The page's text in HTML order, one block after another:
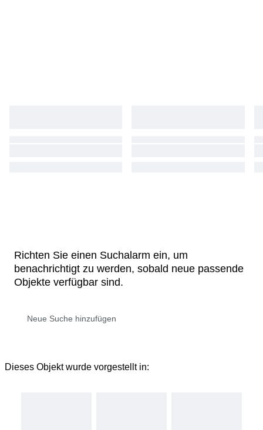
Richten Sie einen Suchalarm ein, um
benachrichtigt zu werden, sobald neue passende
Objekte verfügbar sind.
Dieses Objekt wurde vorgestellt in: